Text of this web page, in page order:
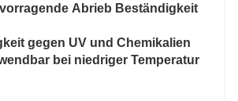
Abrieb Beständigkeit
gegen UV und Chemikalien
bei niedriger Temperatur